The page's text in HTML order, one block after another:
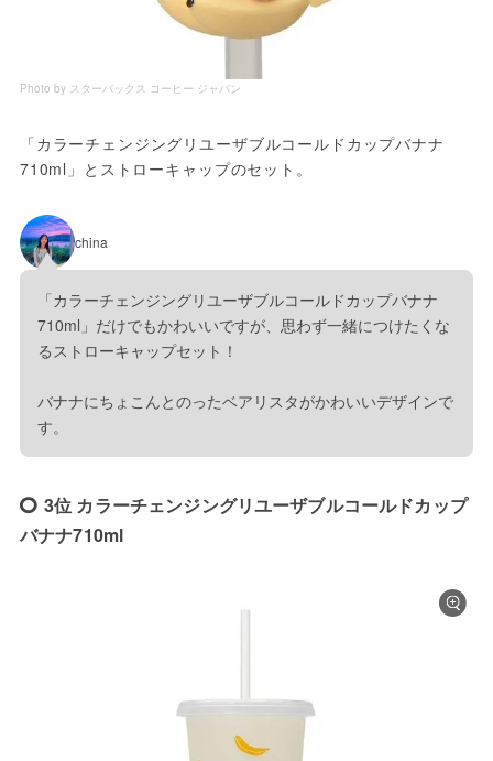
Photo by スターバックス コーヒー ジャパン
「カラーチェンジングリユーザブルコールドカップバナナ
710ml」とストローキャップのセット。
china
「カラーチェンジングリユーザブルコールドカップバナナ
710ml」だけでもかわいいですが、思わず一緒につけたくな
るストローキャップセット！
バナナにちょこんとのったベアリスタがかわいいデザインで
す。
3位 カラーチェンジングリユーザブルコールドカップ
バナナ710ml